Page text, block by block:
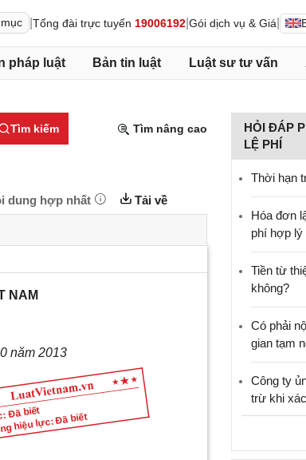
Tổng đài trực tuyến 19006192 Gói dịch vụ & Giá
pháp luật Bản tin luật Luật sư tư vấn
Tìm kiếm Tìm nâng cao
dung hợp nhất Tải về
Đã biết
hiệu lực: Đã biết
NAM
năm 2013
HỎI ĐÁP
LỆ PHÍ
Thời hạn
Hóa đơn
phí hợp
Tiền từ
không?
Có phải
gian tạm
Công ty
trừ khi